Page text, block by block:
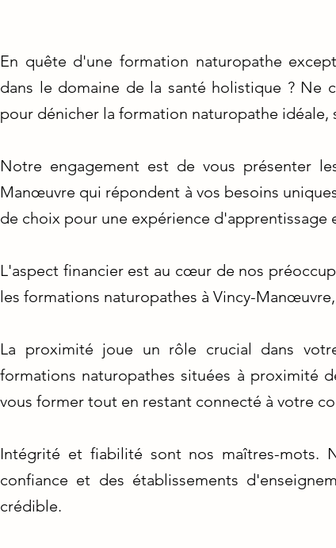
En quête d'une formation naturopathe
dans le domaine de la santé holistique ? Ne
pour dénicher la formation naturopathe idéale,
Notre engagement est de vous présenter
Manœuvre qui répondent à vos besoins
de choix pour une expérience d'apprentissage
L'aspect financier est au cœur de nos
les formations naturopathes à Vincy-
La proximité joue un rôle crucial dans
formations naturopathes situées à proximité
vous former tout en restant connecté à votre
Intégrité et fiabilité sont nos maîtres-mots.
confiance et des établissements
crédible.